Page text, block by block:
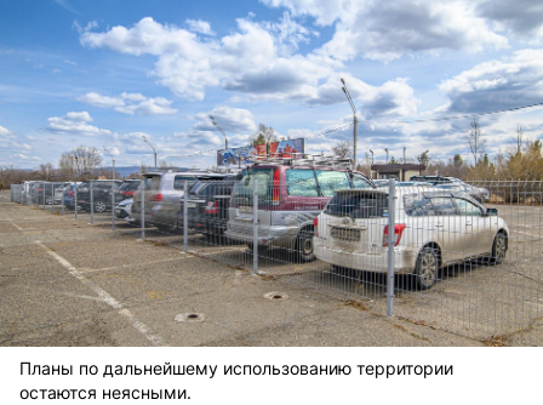
Планы по дальнейшему использованию территории
остаются неясными.